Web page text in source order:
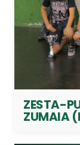
ZESTA-
ZUMAIA